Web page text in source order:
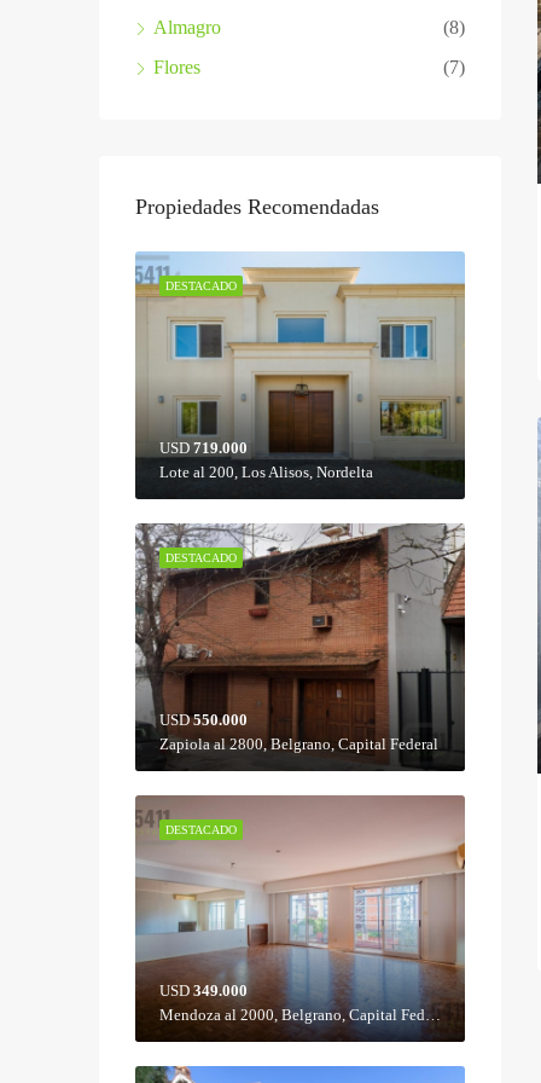
Almagro
(8)
Flores
(7)
Propiedades Recomendadas
DESTACADO
USD 719.000
Lote al 200, Los Alisos, Nordelta
DESTACADO
USD550.000
Zapiola al 2800, Belgrano, Capital Federal
DESTACADO
USD 349.000
Mendoza al 2000, Belgrano, Capital Federal